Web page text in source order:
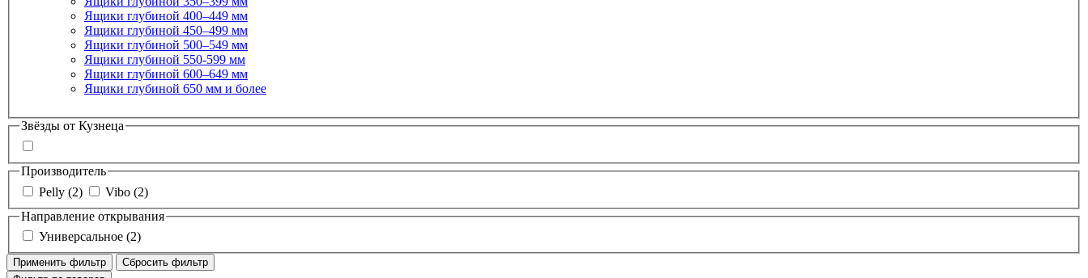
Ящики глубиной 400–449 мм
Ящики глубиной 450–499 мм
Ящики глубиной 500–549 мм
Ящики глубиной 550-599 мм
Ящики глубиной 600–649 мм
Ящики глубиной 650 мм и более
Звёзды от Кузнеца
Производитель
Pelly (2) Vibo (2)
Направление открывания
Универсальное (2)
Применить фильтр
Сбросить фильтр